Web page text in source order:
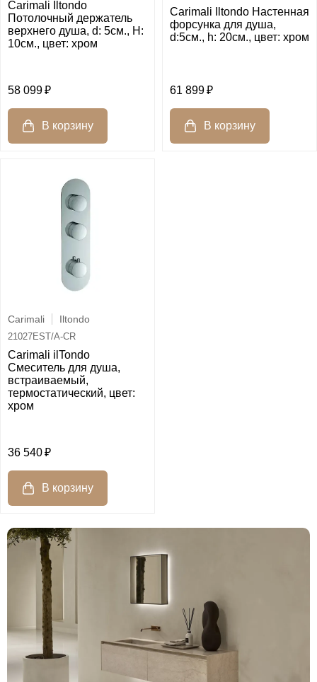
Carimali Iltondo
Потолочный держатель
верхнего душа, d: 5см., H:
10см., цвет: хром
58 099
Carimali Iltondo Настенная
форсунка для душа,
d:5см., h: 20см., цвет: хром
61 899
Carimali Iltondo
21027EST/A-CR
Carimali ilTondo
Смеситель для душа,
встраиваемый,
термостатический, цвет:
хром
36 540